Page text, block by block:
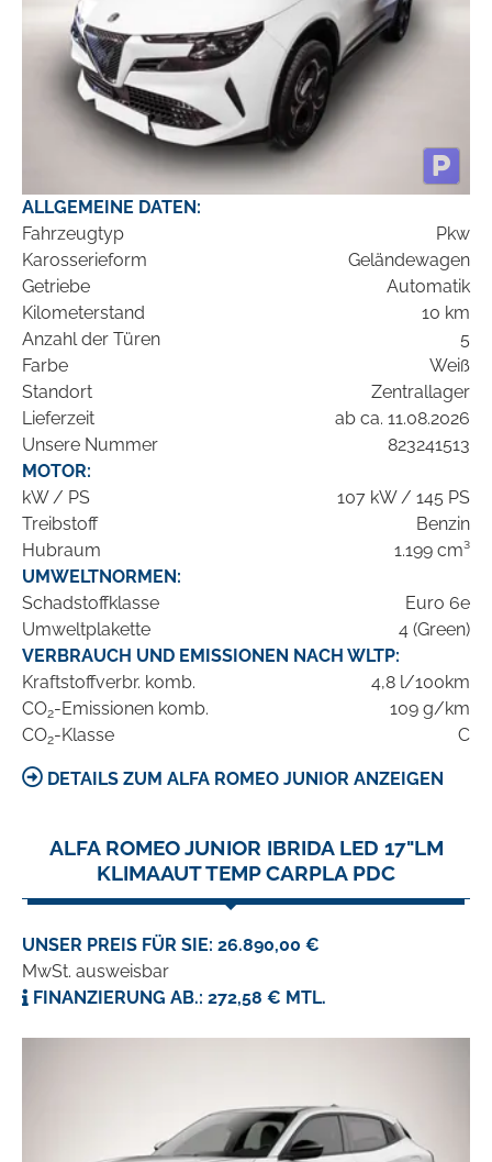
ALLGEMEINE DATEN:
Fahrzeugtyp
Pkw
Karosserieform
Geländewagen
Getriebe
Automatik
Kilometerstand
10 km
Anzahl der Türen
5
Farbe
Weiß
Standort
Zentrallager
Lieferzeit
ab ca. 11.08.2026
Unsere Nummer
823241513
MOTOR:
kW / PS
107 kW / 145 PS
Treibstoff
Benzin
Hubraum
1.199 cm³
UMWELTNORMEN:
Schadstoffklasse
Euro 6e
Umweltplakette
4 (Green)
VERBRAUCH UND EMISSIONEN NACH WLTP:
Kraftstoffverbr. komb.
4,8 l/100km
CO2-Emissionen komb.
109 g/km
CO2-Klasse C
DETAILS ZUM ALFA ROMEO JUNIOR ANZEIGEN
ALFA ROMEO JUNIOR IBRIDA LED 17"LM
KLIMAAUT TEMP CARPLA PDC
UNSER PREIS FÜR SIE: 26.890,00 €
MwSt. ausweisbar
FINANZIERUNG AB.: 272,58 € MTL.